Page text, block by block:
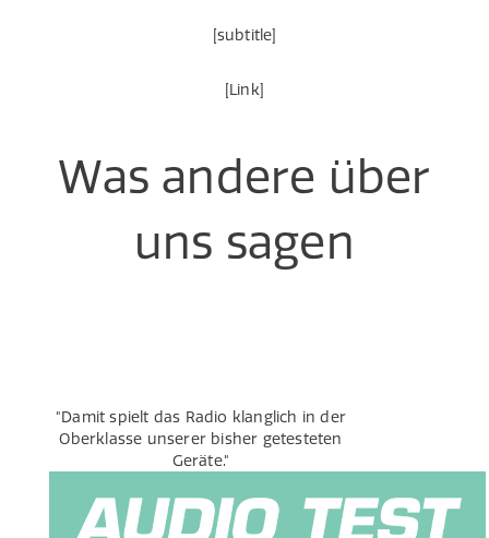
[subtitle]
[Link]
Was andere über
uns sagen
"Damit spielt das Radio klanglich in der
Oberklasse unserer bisher getesteten
Geräte."